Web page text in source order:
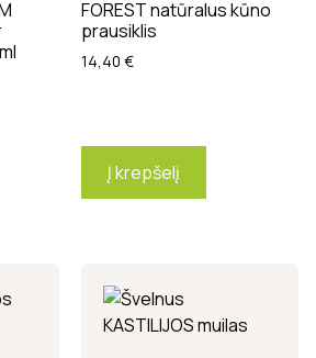
FOREST natūralus kūno
prausiklis
14,40 €
Į krepšelį